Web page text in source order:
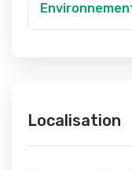
Localisation